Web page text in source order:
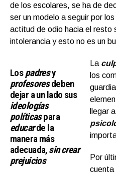
de los escolares, se ha de
ser un modelo a seguir por
actitud de odio hacia el resto
intolerancia y esto no es un
Lospadresy
profesoresdeben
dejar a un lado sus
ideologías
políticaspara
educarde la
manera más
adecuada,sin crear
prejuicios
La
los
llegar
Por
cuenta